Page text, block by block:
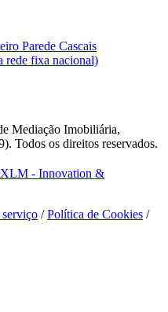
Parede Cascais
rede fixa nacional)
Mediação Imobiliária,
Todos os direitos reservados.
XLM - Innovation &
/Política de Cookies /